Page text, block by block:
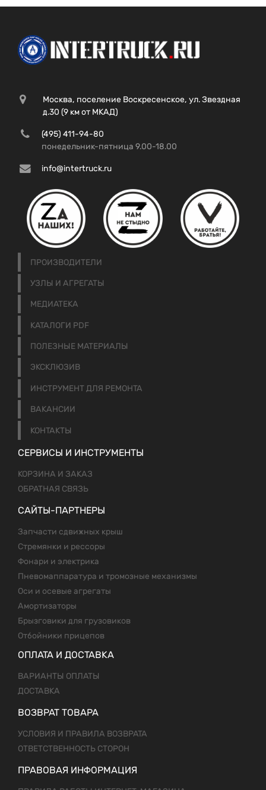
Москва, поселение Воскресенское, ул. Звездная
д.30 (9 км от МКАД)
(495) 411-94-80
понедельник-пятница 9.00-18.00
info@intertruck.ru
ПРОИЗВОДИТЕЛИ
УЗЛЫ И АГРЕГАТЫ
МЕДИАТЕКА
КАТАЛОГИ PDF
ПОЛЕЗНЫЕ МАТЕРИАЛЫ
ЭКСКЛЮЗИВ
ИНСТРУМЕНТ ДЛЯ РЕМОНТА
ВАКАНСИИ
КОНТАКТЫ
СЕРВИСЫ И ИНСТРУМЕНТЫ
КОРЗИНА И ЗАКАЗ
ОБРАТНАЯ СВЯЗЬ
САЙТЫ-ПАРТНЕРЫ
Запчасти сдвижных крыш
Стремянки и рессоры
Фонари и электрика
Пневомаппаратура и тромозные механизмы
Оси и осевые агрегаты
Амортизаторы
Брызговики для грузовиков
Отбойники прицепов
ОПЛАТА И ДОСТАВКА
ВАРИАНТЫ ОПЛАТЫ
ДОСТАВКА
ВОЗВРАТ ТОВАРА
УСЛОВИЯ И ПРАВИЛА ВОЗВРАТА
ОТВЕТСТВЕННОСТЬ СТОРОН
ПРАВОВАЯ ИНФОРМАЦИЯ